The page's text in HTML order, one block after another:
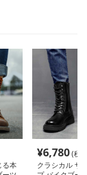
る本
¥6,780(税
クラシカル サ